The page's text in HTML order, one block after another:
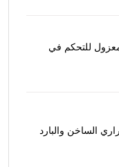
للتحكم في
الساخن والبارد